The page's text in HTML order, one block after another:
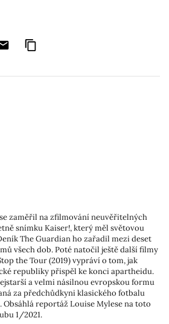
se zaměřil na zfilmování neuvěřitelných
snímku Kaiser!, který měl světovou
The Guardian ho zařadil mezi deset
všech dob. Poté natočil ještě další filmy
the Tour (2019) vypráví o tom, jak
republiky přispěl ke konci apartheidu.
a velmi násilnou evropskou formu
za předchůdkyni klasického fotbalu
Obsáhlá reportáž Louise Mylese na toto
1/2021.